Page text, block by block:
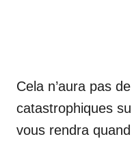
Cela n’aura pas
catastrophiques
vous rendra